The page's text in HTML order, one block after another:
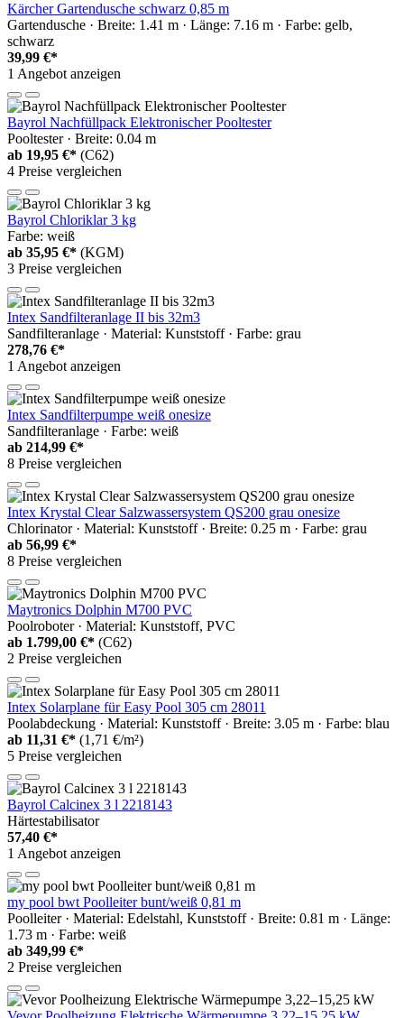
Kärcher Gartendusche schwarz 0,85 m
Gartendusche · Breite: 1.41 m · Länge: 7.16 m · Farbe: gelb,
schwarz
39,99 €*
1 Angebot anzeigen
Bayrol Nachfüllpack Elektronischer Pooltester
Pooltester · Breite: 0.04 m
ab 19,95 €* (C62)
4 Preise vergleichen
Bayrol Chloriklar 3 kg
Farbe: weiß
ab 35,95 €* (KGM)
3 Preise vergleichen
Intex Sandfilteranlage II bis 32m3
Sandfilteranlage · Material: Kunststoff · Farbe: grau
278,76 €*
1 Angebot anzeigen
Intex Sandfilterpumpe weiß onesize
Sandfilteranlage · Farbe: weiß
ab 214,99 €*
8 Preise vergleichen
Intex Krystal Clear Salzwassersystem QS200 grau onesize
Chlorinator · Material: Kunststoff · Breite: 0.25 m · Farbe: grau
ab 56,99 €*
8 Preise vergleichen
Maytronics Dolphin M700 PVC
Poolroboter · Material: Kunststoff, PVC
ab 1.799,00 €* (C62)
2 Preise vergleichen
Intex Solarplane für Easy Pool 305 cm 28011
Poolabdeckung · Material: Kunststoff · Breite: 3.05 m · Farbe: blau
ab 11,31 €* (1,71 €/m²)
5 Preise vergleichen
Bayrol Calcinex 3 l 2218143
Härtestabilisator
57,40 €*
1 Angebot anzeigen
my pool bwt Poolleiter bunt/weiß 0,81 m
Poolleiter · Material: Edelstahl, Kunststoff · Breite: 0.81 m · Länge:
1.73 m · Farbe: weiß
ab 349,99 €*
2 Preise vergleichen